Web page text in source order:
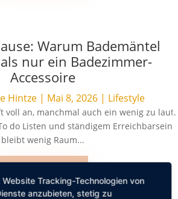
Warum Bademäntel
nur ein Badezimmer-
Accessoire
Hintze | Mai 8, 2026 | Lifestyle
voll an, manchmal auch ein wenig zu laut.
do Listen und ständigem Erreichbarsein
bleibt wenig Raum...
Tracking-Technologien von
anzubieten, stetig zu